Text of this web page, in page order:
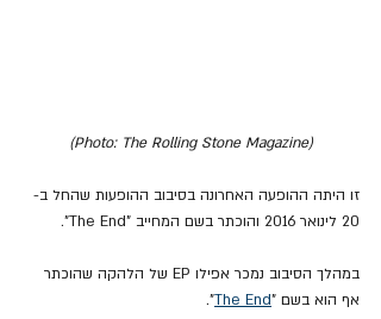
(Photo: The Rolling Stone Magazine)
זו היתה ההופעה האחרונה בסיבוב ההופעות שהחל ב-
20 לינואר 2016 והוכתר בשם המחייב "The End".
במהלך הסיבוב נמכר אפילו EP של הלהקה שהוכתר
אף הוא בשם "The End
".